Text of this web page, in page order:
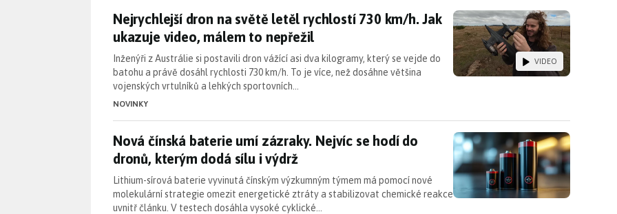
Nejrychlejší dron na světě letěl rychlostí 730 km/h. Jak ukazuje video, málem to
Nejrychlejší dron na světě letěl rychlostí 730 km/h. Jak
ukazuje video, málem to nepřežil
Inženýři z Austrálie si postavili dron vážící asi dva kilogramy, který se vejde do
batohu a právě dosáhl rychlosti 730 km/h. To je více, než dosáhne většina
vojenských vrtulníků a lehkých sportovních…
NOVINKY
VIDEO
Nová čínská baterie umí zázraky. Nejvíc se hodí do dronů, kterým dodá sílu i výdrž
Nová čínská baterie umí zázraky. Nejvíc se hodí do
dronů, kterým dodá sílu i výdrž
Lithium-sírová baterie vyvinutá čínským výzkumným týmem má pomocí nové
molekulární strategie omezit energetické ztráty a stabilizovat chemické reakce
uvnitř článku. V testech dosáhla vysoké cyklické…